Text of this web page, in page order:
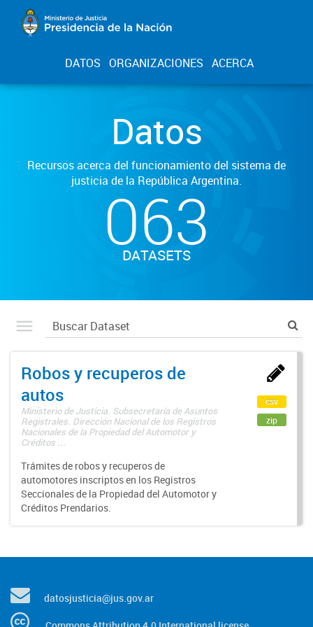
DATOS ORGANIZACIONES ACERCA
Datos
Recursos acerca del funcionamiento del sistema de
justicia de la República Argentina.
063
DATASETS
Robos y recuperos de
autos
Ministerio de Justicia. Subsecretaría de Asuntos
Registrales. Dirección Nacional de los Registros
Nacionales de la Propiedad del Automotor y
Créditos ...
Trámites de robos y recuperos de
automotores inscriptos en los Registros
Seccionales de la Propiedad del Automotor y
Créditos Prendarios.
csv
zip
datosjusticia@jus.gov.ar